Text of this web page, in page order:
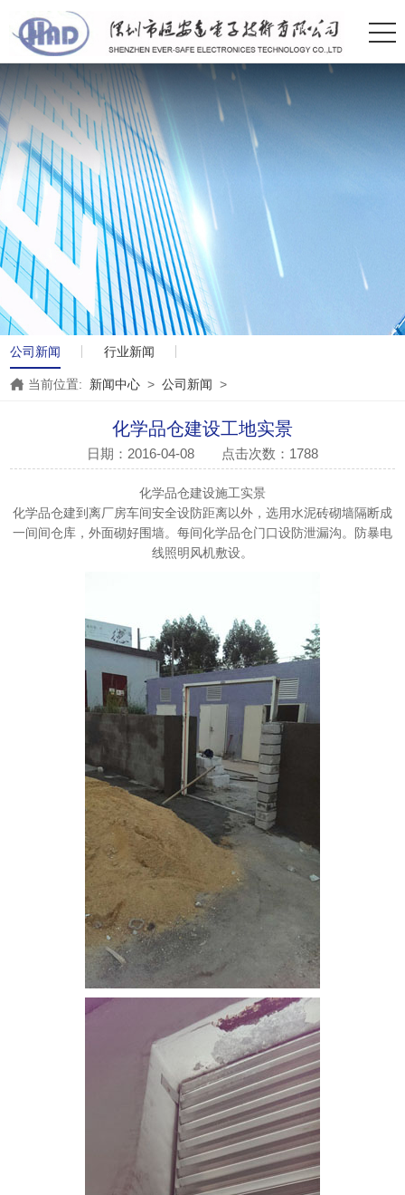
公司新闻 行业新闻
当前位置: 新闻中心 > 公司新闻 >
化学品仓建设工地实景
日期：2016-04-08 点击次数：1788
化学品仓建设施工实景
化学品仓建到离厂房车间安全设防距离以外，选用水泥砖砌墙隔断成
一间间仓库，外面砌好围墙。每间化学品仓门口设防泄漏沟。防暴电
线照明风机敷设。